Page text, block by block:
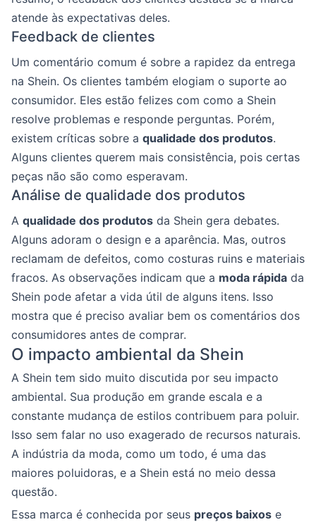
atende às expectativas deles.
Feedback de clientes
Um comentário comum é sobre a rapidez da entrega
na Shein. Os clientes também elogiam o suporte ao
consumidor. Eles estão felizes com como a Shein
resolve problemas e responde perguntas. Porém,
existem críticas sobre a qualidade dos produtos.
Alguns clientes querem mais consistência, pois certas
peças não são como esperavam.
Análise de qualidade dos produtos
A qualidade dos produtos da Shein gera debates.
Alguns adoram o design e a aparência. Mas, outros
reclamam de defeitos, como costuras ruins e materiais
fracos. As observações indicam que a moda rápida da
Shein pode afetar a vida útil de alguns itens. Isso
mostra que é preciso avaliar bem os comentários dos
consumidores antes de comprar.
O impacto ambiental da Shein
A Shein tem sido muito discutida por seu impacto
ambiental. Sua produção em grande escala e a
constante mudança de estilos contribuem para poluir.
Isso sem falar no uso exagerado de recursos naturais.
A indústria da moda, como um todo, é uma das
maiores poluidoras, e a Shein está no meio dessa
questão.
Essa marca é conhecida por seus preços baixos e